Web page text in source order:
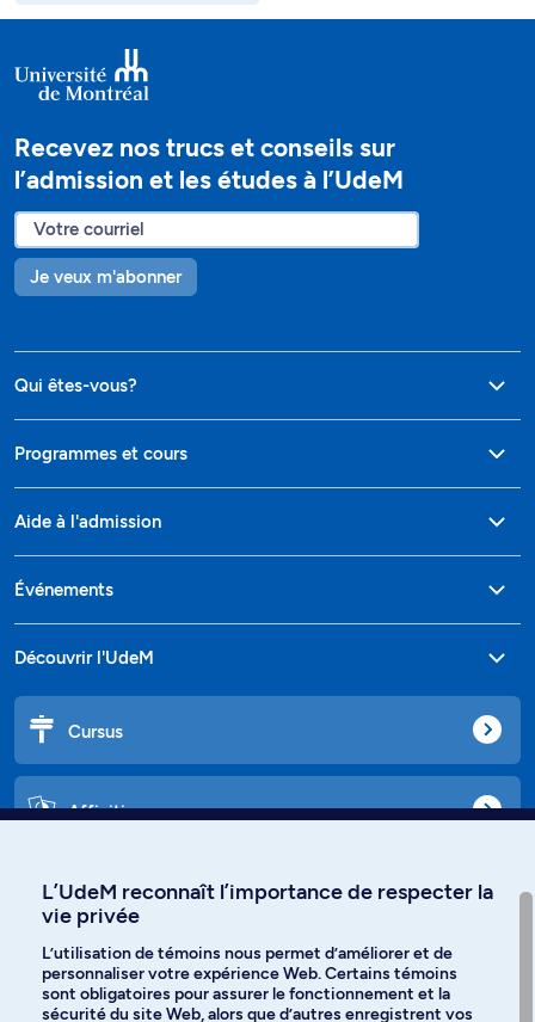
Recevez nos trucs et conseils sur
l’admission et les études à l’UdeM
Je veux m'abonner
Qui êtes-vous?
Programmes et cours
Aide à l'admission
Événements
Découvrir l'UdeM
Cursus
Affiniti
Langues
Facebook Instagram
L’UdeM reconnaît l’importance de respecter la
vie privée
L’utilisation de témoins nous permet d’améliorer et de
personnaliser votre expérience Web. Certains témoins
sont obligatoires pour assurer le fonctionnement et la
sécurité du site Web, alors que d’autres enregistrent vos